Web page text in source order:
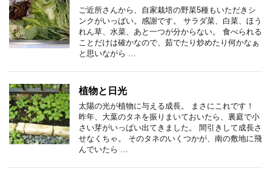
ご近所さんから、自家栽培の野菜5種もいただきシ
ンクがいっぱい。感謝です。 サラダ菜、白菜、ほう
れん草、水菜、あと一つが分からない。 食べられる
ことだけは確かなので、茹でたり炒めたり何かなぁ
と思いながら …
植物と日光
太陽の光が植物に与える成長。 まさにこれです！
昨年、大葉のタネを振りまいておいたら、裏庭で小
さい芽がいっぱい出てきました。 間引きして成長さ
せなくちゃ。 そのタネのいくつかが、南の敷地に飛
んでいたら …